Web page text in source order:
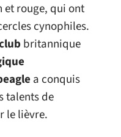
et rouge, qui ont
cynophiles.
britannique
a conquis
talents de
le lièvre.